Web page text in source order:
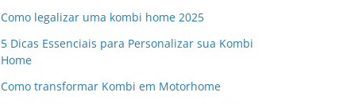
Como legalizar uma kombi home 2025
5 Dicas Essenciais para Personalizar sua Kombi
Home
Como transformar Kombi em Motorhome